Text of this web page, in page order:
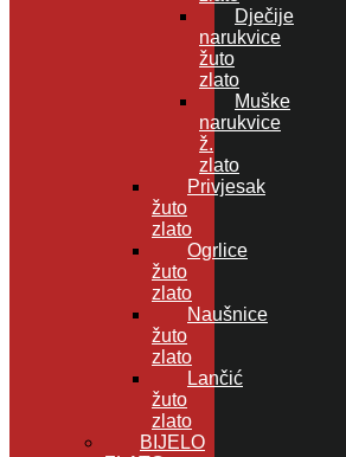
Dječije
narukvice
žuto
zlato
Muške
narukvice
ž.
zlato
Privjesak
žuto
zlato
Ogrlice
žuto
zlato
Naušnice
žuto
zlato
Lančić
žuto
zlato
BIJELO